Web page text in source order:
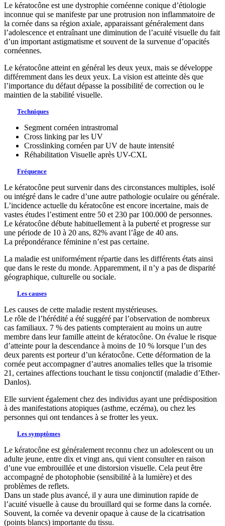
Le kératocône est une dystrophie cornéenne conique d’étiologie
inconnue qui se manifeste par une protrusion non inflammatoire de
la cornée dans sa région axiale, apparaissant généralement dans
l’adolescence et entraînant une diminution de l’acuité visuelle du fait
d’un important astigmatisme et souvent de la survenue d’opacités
cornéennes.
Le kératocône atteint en général les deux yeux, mais se développe
différemment dans les deux yeux. La vision est atteinte dès que
l’importance du défaut dépasse la possibilité de correction ou le
maintien de la stabilité visuelle.
Techniques
Segment cornéen intrastromal
Cross linking par les UV
Crosslinking cornéen par UV de haute intensité
Réhabilitation Visuelle après UV-CXL
Fréquence
Le kératocône peut survenir dans des circonstances multiples, isolé
ou intégré dans le cadre d’une autre pathologie oculaire ou générale.
L’incidence actuelle du kératocône est encore incertaine, mais de
vastes études l’estiment entre 50 et 230 par 100.000 de personnes.
Le kératocône débute habituellement à la puberté et progresse sur
une période de 10 à 20 ans, 82% avant l’âge de 40 ans.
La prépondérance féminine n’est pas certaine.
La maladie est uniformément répartie dans les différents états ainsi
que dans le reste du monde. Apparemment, il n’y a pas de disparité
géographique, culturelle ou sociale.
Les causes
Les causes de cette maladie restent mystérieuses.
Le rôle de l’hérédité a été suggéré par l’observation de nombreux
cas familiaux. 7 % des patients compteraient au moins un autre
membre dans leur famille atteint de kératocône. On évalue le risque
d’atteinte pour la descendance à moins de 10 % lorsque l’un des
deux parents est porteur d’un kératocône. Cette déformation de la
cornée peut accompagner d’autres anomalies telles que la trisomie
21, certaines affections touchant le tissu conjonctif (maladie d’Ether-
Danlos).
Elle survient également chez des individus ayant une prédisposition
à des manifestations atopiques (asthme, eczéma), ou chez les
personnes qui ont tendances à se frotter les yeux.
Les symptômes
Le kératocône est généralement reconnu chez un adolescent ou un
adulte jeune, entre dix et vingt ans, qui vient consulter en raison
d’une vue embrouillée et une distorsion visuelle. Cela peut être
accompagné de photophobie (sensibilité à la lumière) et des
problèmes de reflets.
Dans un stade plus avancé, il y aura une diminution rapide de
l’acuité visuelle à cause du brouillard qui se forme dans la cornée.
Souvent, la cornée va devenir opaque à cause de la cicatrisation
(points blancs) importante du tissu.